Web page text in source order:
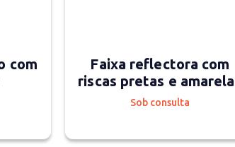
com
Faixa reflectora com
riscas pretas e
Sob consulta